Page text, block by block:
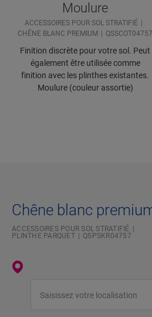
Moulure
ACCESSOIRES POUR SOL STRATIFIÉ
CHÊNE BLANC PREMIUM
QSSCOT04757
Finition discrète pour votre sol. Peut
également être utilisée comme
finition avec les plinthes existantes.
Moulure (couleur assortie)
Chêne blanc
ACCESSOIRES POUR SOL STRATIFIÉ
PLINTHE PARQUET
QSPSKR04757